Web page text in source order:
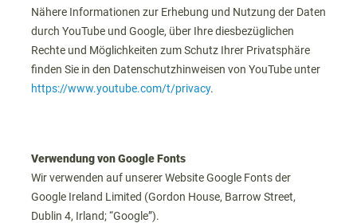
Nähere Informationen zur Erhebung und Nutzung der Daten
durch YouTube und Google, über Ihre diesbezüglichen
Rechte und Möglichkeiten zum Schutz Ihrer Privatsphäre
finden Sie in den Datenschutzhinweisen von YouTube unter
https://www.youtube.com/t/privacy.
Verwendung von Google Fonts
Wir verwenden auf unserer Website Google Fonts der
Google Ireland Limited (Gordon House, Barrow Street,
Dublin 4, Irland; “Google”).